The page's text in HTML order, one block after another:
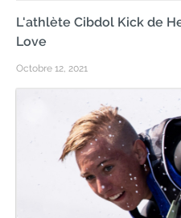
L'athlète Cibdol Kick de
Love
Octobre 12, 2021